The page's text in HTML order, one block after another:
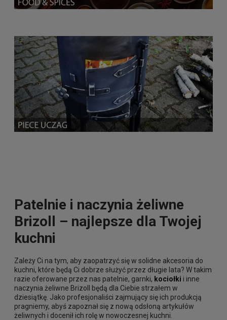
Patelnie i naczynia żeliwne
Brizoll – najlepsze dla Twojej
kuchni
Zależy Ci na tym, aby zaopatrzyć się w solidne akcesoria do
kuchni, które będą Ci dobrze służyć przez długie lata? W takim
razie oferowane przez nas patelnie, garnki, kociołki i inne
naczynia żeliwne Brizoll będą dla Ciebie strzałem w
dziesiątkę. Jako profesjonaliści zajmujący się ich produkcją
pragniemy, abyś zapoznał się z nową odsłoną artykułów
żeliwnych i docenił ich rolę w nowoczesnej kuchni.